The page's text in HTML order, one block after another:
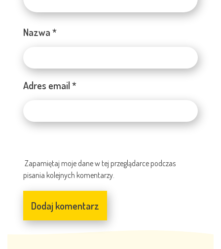
Nazwa*
Adres email*
Zapamiętaj moje dane w tej przeglądarce podczas
pisania kolejnych komentarzy.